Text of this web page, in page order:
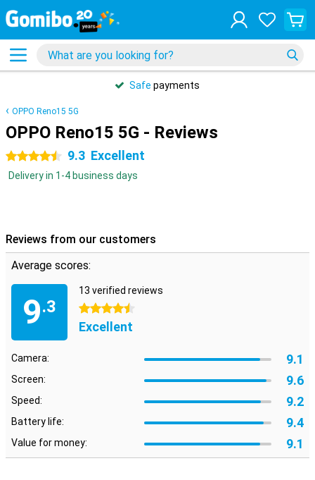
Safe payments
OPPO Reno15 5G
OPPO Reno15 5G - Reviews
4.5 stars 9.3 Excellent
Delivery in 1-4 business days
Reviews from our customers
Average scores:
9.3
13 verified reviews
4.5 stars
Excellent
Camera: 9.1
Screen: 9.6
Speed: 9.2
Battery life: 9.4
Value for money: 9.1